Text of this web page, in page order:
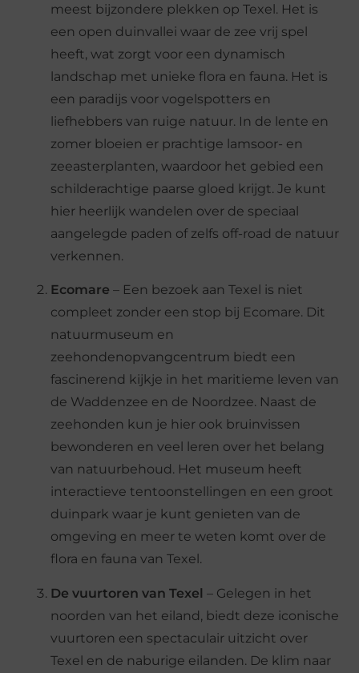
meest bijzondere plekken op Texel. Het is
een open duinvallei waar de zee vrij spel
heeft, wat zorgt voor een dynamisch
landschap met unieke flora en fauna. Het is
een paradijs voor vogelspotters en
liefhebbers van ruige natuur. In de lente en
zomer bloeien er prachtige lamsoor- en
zeeasterplanten, waardoor het gebied een
schilderachtige paarse gloed krijgt. Je kunt
hier heerlijk wandelen over de speciaal
aangelegde paden of zelfs off-road de natuur
verkennen.
Ecomare – Een bezoek aan Texel is niet
compleet zonder een stop bij Ecomare. Dit
natuurmuseum en
zeehondenopvangcentrum biedt een
fascinerend kijkje in het maritieme leven van
de Waddenzee en de Noordzee. Naast de
zeehonden kun je hier ook bruinvissen
bewonderen en veel leren over het belang
van natuurbehoud. Het museum heeft
interactieve tentoonstellingen en een groot
duinpark waar je kunt genieten van de
omgeving en meer te weten komt over de
flora en fauna van Texel.
De vuurtoren van Texel – Gelegen in het
noorden van het eiland, biedt deze iconische
vuurtoren een spectaculair uitzicht over
Texel en de naburige eilanden. De klim naar